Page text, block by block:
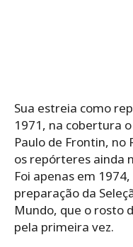
Sua estreia como
1971, na cobertura
Paulo de Frontin, no
os repórteres ainda
Foi apenas em
preparação da
Mundo, que o rosto
pela primeira vez.